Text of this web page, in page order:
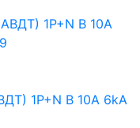
1P+N B 10A 6kA